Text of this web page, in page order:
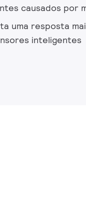
causados ​​por
uma resposta
inteligentes